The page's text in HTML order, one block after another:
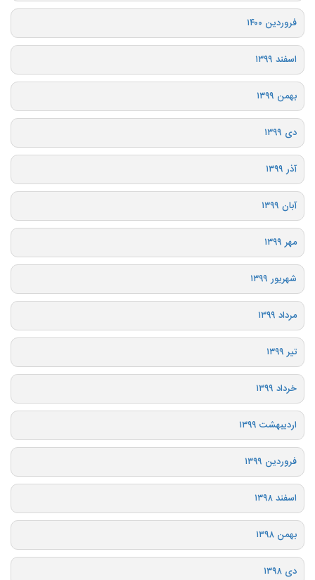
فروردین ۱۴۰۰
اسفند ۱۳۹۹
بهمن ۱۳۹۹
دی ۱۳۹۹
آذر ۱۳۹۹
آبان ۱۳۹۹
مهر ۱۳۹۹
شهریور ۱۳۹۹
مرداد ۱۳۹۹
تیر ۱۳۹۹
خرداد ۱۳۹۹
اردیبهشت ۱۳۹۹
فروردین ۱۳۹۹
اسفند ۱۳۹۸
بهمن ۱۳۹۸
دی ۱۳۹۸